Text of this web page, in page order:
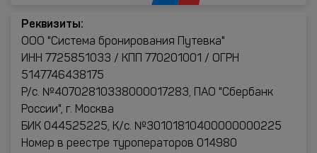
Реквизиты:
ООО "Система бронирования Путевка"
ИНН 7725851033 / КПП 770201001 / ОГРН
5147746438175
Р/с. №40702810338000017283, ПАО "Сбербанк
России", г. Москва
БИК 044525225, К/с. №30101810400000000225
Номер в реестре туроператоров 014980